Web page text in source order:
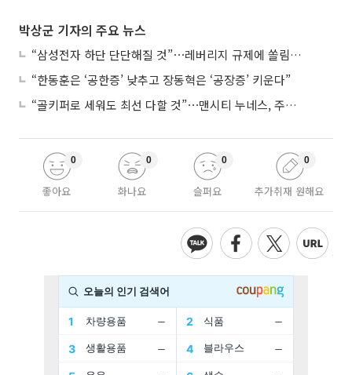
박상군 기자의 주요 뉴스
“삼성전자 하단 단단해질 것”⋯레버리지 규제에 쏠림 완화
“한동훈은 ‘공한증’ 낮추고 장동혁은 ‘공장증’ 키운다”
“골키퍼로 세워도 최선 다할 것”⋯맨시티 누네스, 주전 경쟁 각오
좋아요
0
화나요
0
슬퍼요
0
추가취재 원해요
0